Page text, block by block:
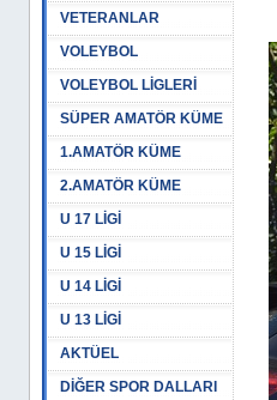
VETERANLAR
VOLEYBOL
VOLEYBOL LİGLERİ
SÜPER AMATÖR KÜME
1.AMATÖR KÜME
2.AMATÖR KÜME
U 17 LİGİ
U 15 LİGİ
U 14 LİGİ
U 13 LİGİ
AKTÜEL
DİĞER SPOR DALLARI